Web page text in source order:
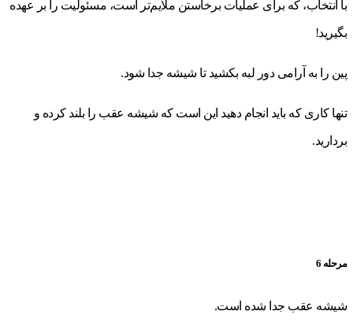
با انتخاب، که برای عملیات برخاستن ملایم‌تر است، مسئولیت را بر عهده
بگیرید!
پین را به آرامی دور لبه بکشید تا شیشه جدا شود.
تنها کاری که باید انجام دهید این است که شیشه عقب را بلند کرده و
بردارید.
مرحله 6
شیشه عقب جدا شده است.